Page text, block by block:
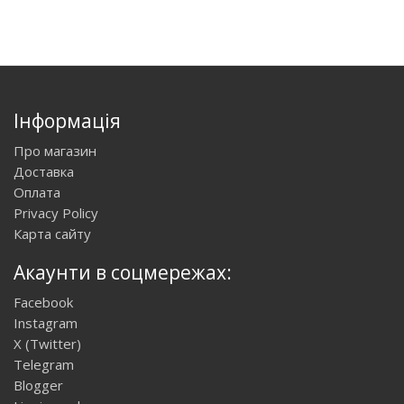
Інформація
Про магазин
Доставка
Оплата
Privacy Policy
Карта сайту
Акаунти в соцмережах:
Facebook
Instagram
X (Twitter)
Telegram
Blogger